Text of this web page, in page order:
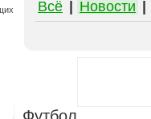
Всё Новости